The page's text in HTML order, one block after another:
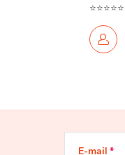
⭐⭐⭐⭐⭐
E-mail